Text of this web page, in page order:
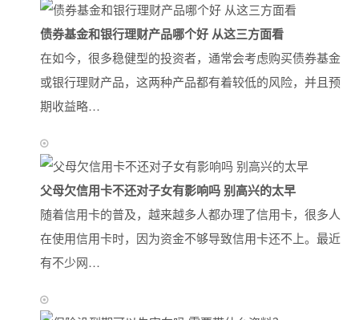
债券基金和银行理财产品哪个好 从这三方面看
在如今，很多稳健型的投资者，通常会考虑购买债券基金
或银行理财产品，这两种产品都有着较低的风险，并且预
期收益略…
父母欠信用卡不还对子女有影响吗 别高兴的太早
随着信用卡的普及，越来越多人都办理了信用卡，很多人
在使用信用卡时，因为资金不够导致信用卡还不上。最近
有不少网…